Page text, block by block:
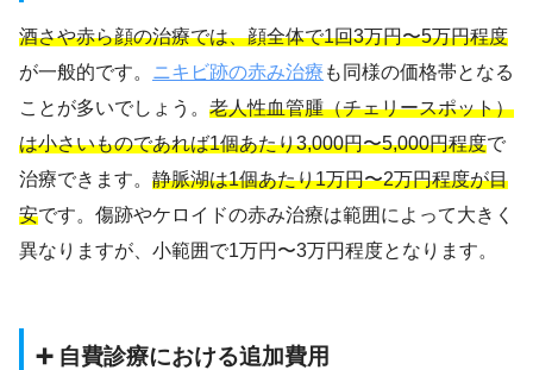
酒さや赤ら顔の治療では、顔全体で1回3万円〜5万円程度
が一般的です。 ニキビ跡の赤み治療 も同様の価格帯となる
ことが多いでしょう。 老人性血管腫（チェリースポット）
は小さいものであれば1個あたり3,000円〜5,000円程度で
治療できます。 静脈湖は1個あたり1万円〜2万円程度が目
安です。傷跡やケロイドの赤み治療は範囲によって大きく
異なりますが、小範囲で1万円〜3万円程度となります。
➕ 自費診療における追加費用